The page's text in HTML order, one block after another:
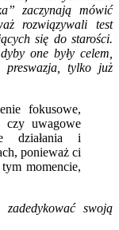
zaczynają mówić
rozwiązywali test
się do starości.
one były celem,
preswazja, tylko już
fokusowe,
czy uwagowe
działania i
ponieważ ci
momencie,
swoją